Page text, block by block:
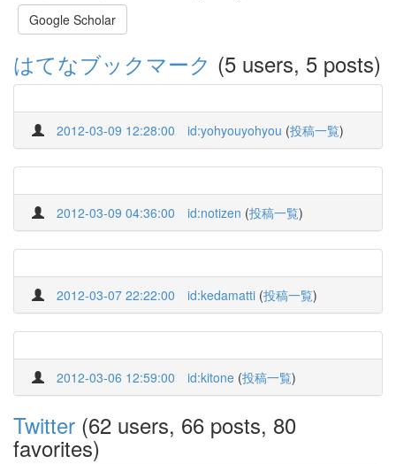
Google Scholar
はてなブックマーク (5 users, 5 posts)
2012-03-09 12:28:00 id:yohyouyohyou (投稿一覧)
2012-03-09 04:36:00 id:notizen (投稿一覧)
2012-03-07 22:22:00 id:kedamatti (投稿一覧)
2012-03-06 12:59:00 id:kitone (投稿一覧)
Twitter (62 users, 66 posts, 80
favorites)